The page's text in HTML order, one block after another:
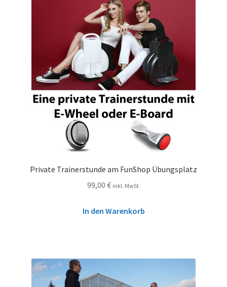
Private Trainerstunde am FunShop Übungsplatz
99,00 € inkl. MwSt.
In den Warenkorb